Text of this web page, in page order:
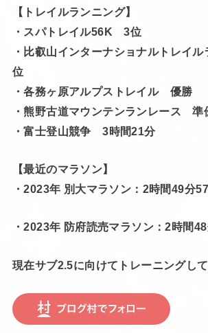
【トレイルランニング】
・スパトレイル56K 3位
・比叡山インターナショナルトレイ
位
・各務ヶ原アルプストレイル 優勝
・熊野古道マウンテンランレース 準
・富士登山競争 3時間21分
【最近のマラソン】
・2023年 別大マラソン：2時間49分
・2023年 防府読売マラソン：2時間
現在サブ2.5に向けてトレーニングして